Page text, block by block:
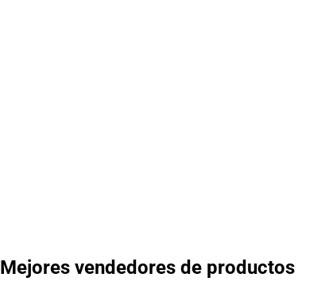
Mejores vendedores de productos